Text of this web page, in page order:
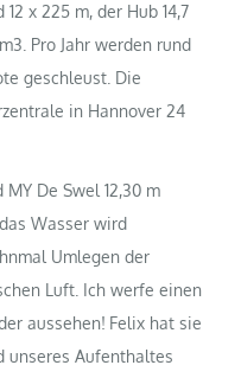
x 225 m, der Hub 14,7
Pro Jahr werden rund
geschleust. Die
in Hannover 24
De Swel 12,30 m
Wasser wird
Umlegen der
Luft. Ich werfe einen
aussehen! Felix hat sie
unseres Aufenthaltes